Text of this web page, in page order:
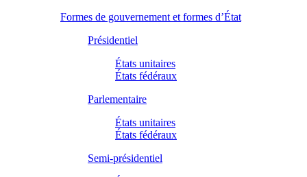
Formes de gouvernement et formes d’État
Présidentiel
États unitaires
États fédéraux
Parlementaire
États unitaires
États fédéraux
Semi-présidentiel